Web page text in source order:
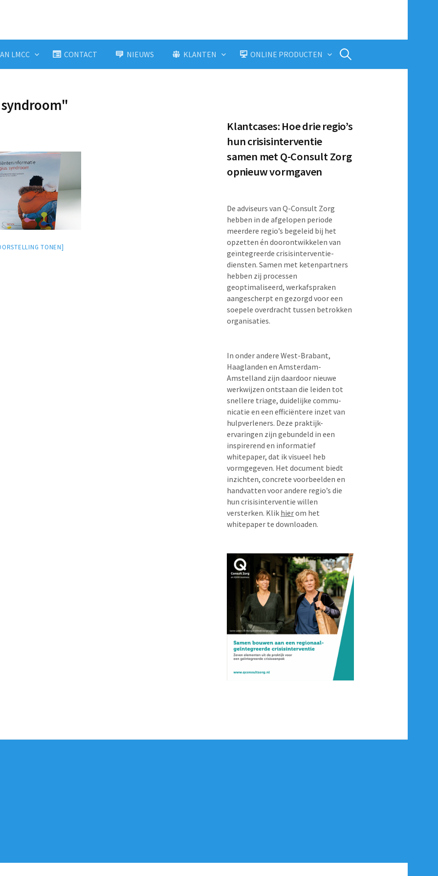
LMCC CONTACT NIEUWS KLANTEN ONLINE PRODUCTEN Zoeken
syndroom"
TONEN]
Klantcases: Hoe drie regio’s
hun crisisinterventie
samen met Q-Consult Zorg
opnieuw vormgaven
De adviseurs van Q-Consult Zorg
hebben in de afgelopen periode
meerdere regio’s begeleid bij het
opzetten én doorontwikkelen van
geïntegreerde crisisinterventie-
diensten. Samen met ketenpartners
hebben zij processen
geoptimaliseerd, werkafspraken
aangescherpt en gezorgd voor een
soepele overdracht tussen betrokken
organisaties.
In onder andere West-Brabant,
Haaglanden en Amsterdam-
Amstelland zijn daardoor nieuwe
werkwijzen ontstaan die leiden tot
snellere triage, duidelijke commu-
nicatie en een efficiëntere inzet van
hulpverleners. Deze praktijk-
ervaringen zijn gebundeld in een
inspirerend en informatief
whitepaper, dat ik visueel heb
vormgegeven. Het document biedt
inzichten, concrete voorbeelden en
handvatten voor andere regio’s die
hun crisisinterventie willen
versterken. Klik hierom het
whitepaper te downloaden.